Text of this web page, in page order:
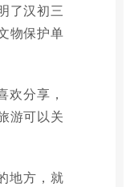
了汉初三
物保护单
欢分享，
游可以关
地方，就